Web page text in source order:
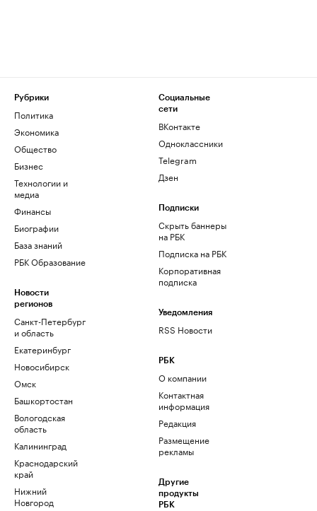
Рубрики
Политика
Экономика
Общество
Бизнес
Технологии и
медиа
Финансы
Биографии
База знаний
РБК Образование
Новости
регионов
Санкт-Петербург
и область
Екатеринбург
Новосибирск
Омск
Башкортостан
Вологодская
область
Калининград
Краснодарский
край
Нижний
Новгород
Социальные
сети
ВКонтакте
Одноклассники
Telegram
Дзен
Подписки
Скрыть баннеры
на РБК
Подписка на РБК
Корпоративная
подписка
Уведомления
RSS Новости
РБК
О компании
Контактная
информация
Редакция
Размещение
рекламы
Другие
продукты
РБК